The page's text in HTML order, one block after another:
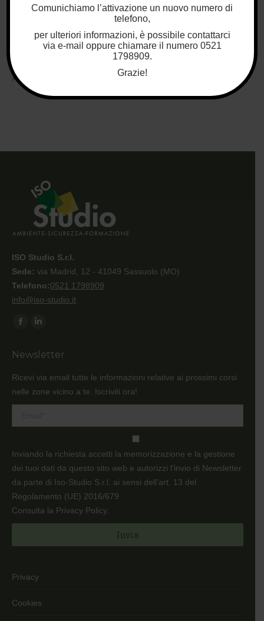
Sicurezza ambientale
(37)
Progettazione
Antincendio
(5)
ISO Studio S.r.l.
Sede: via Madrid, 12 - 41049 Sassuolo (MO)
Telefono:0521 1798909
info@iso-studio.it
Ci puoi trovare su:
opens
in
new
window
opens
in
new
window
Newsletter
Ricevi via email tutte le informazioni relative ai prossimi corsi
nelle zone vicino a te. Iscriviti ora!
Inviando la richiesta accetti la memorizzazione e la gestione
dei tuoi dati da questo sito web e autorizzi l'invio di Newsletter
da parte di Iso-Studio S.r.l. ai sensi dell’art. 13 del
Regolamento (UE) 2016/679
Consulta la Privacy Policy.
Privacy
Cookies
Comunichiamo l’attivazione un nuovo numero di
telefono,
per ulteriori informazioni, è possibile contattarci
via e-mail oppure chiamare il numero 0521
1798909.
Grazie!